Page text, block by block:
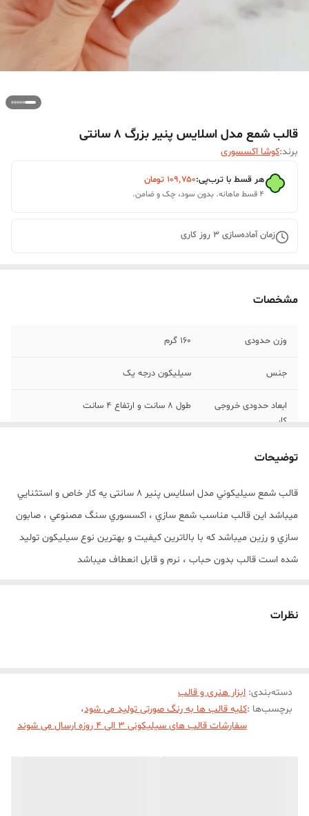
قالب شمع مدل اسلایس پنیر بزرگ 8 سانتی
برند:کوشا اکسسوری
هر قسط با ترب‌پی:۱۰۹٬۷۵۰ تومان
۴ قسط ماهانه. بدون سود، چک و ضامن.
زمان آماده‌سازی 3 روز کاری
مشخصات
وزن حدودی 160 گرم
جنس سیلیکون درجه یک
ابعاد حدودی خروجی
کار
طول 8 سانت و ارتفاع 4 سانت
توضیحات
قالب شمع سيليکوني مدل اسلایس پنیر 8 سانتی يه کار خاص و استثنايي
ميباشد اين قالب مناسب شمع سازي ، اکسسوري سنگ مصنوعي ، صابون
سازي و رزين ميباشد که با بالاترين کيفيت و بهترين نوع سيليکون توليد
شده است قالب بدون حباب ، نرم و قابل انعطاف ميباشد
نظرات
دسته‌بندی: ابزار هنری و قالب
برچسب‌ها :کلیه قالب ها به رنگ صورتی تولید می شود،
سفارشات قالب های سیلیکونی 3 الی 4 روزه ارسال می شوند